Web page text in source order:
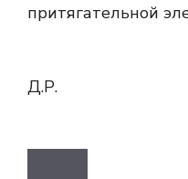
притягательной
Д.Р.